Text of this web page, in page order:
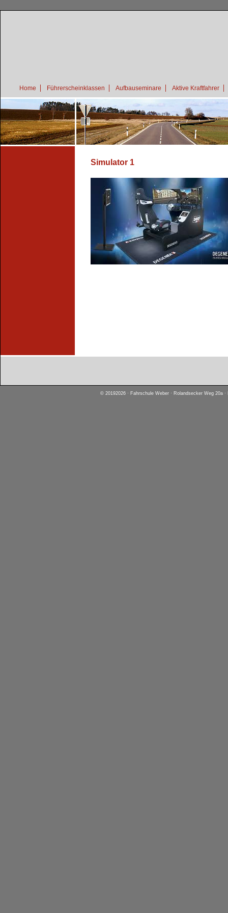
Home Führerscheinklassen Aufbauseminare Aktive Kraftfahrer
Simulator 1
© 20192026 · Fahrschule Weber · Rolandsecker Weg 20a